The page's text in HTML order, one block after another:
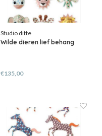
Studio ditte
Wilde dieren lief behang
€135,00